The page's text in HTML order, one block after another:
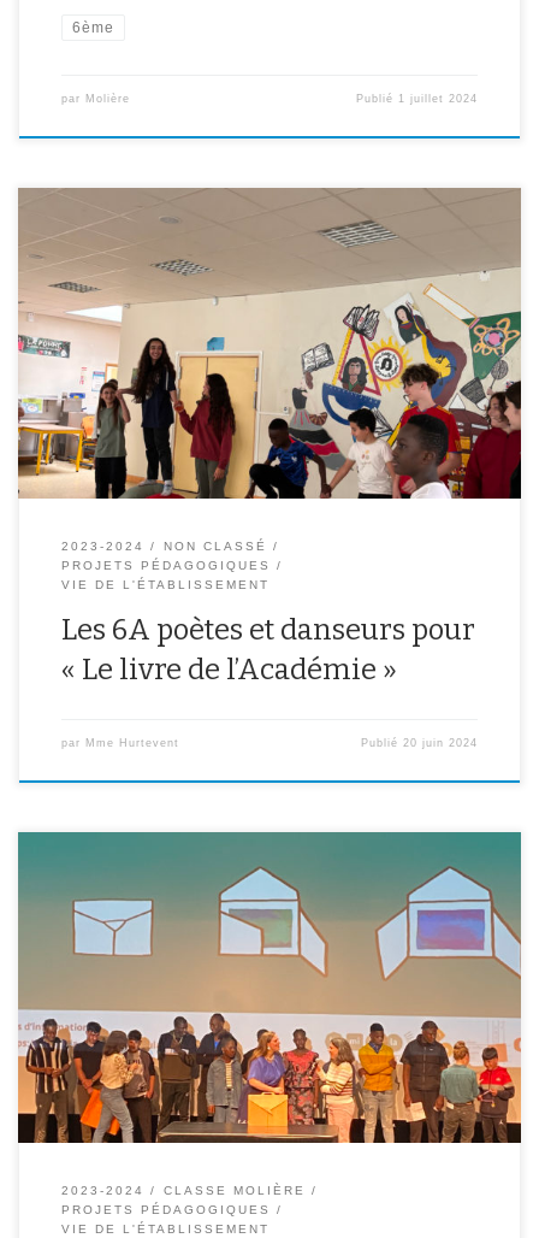
6ème
par Molière Publié 1 juillet 2024
Les élèves de 6A ont eu la chance de participer au dispositif « Le
livre de l’Académie ». Accompagnés par l’écrivain Bernard
Chambaz, ils ont composé un long poème collectif sur le thème
« Faire équipe ensemble ». Ils ont dû beaucoup lire, beaucoup
écrire et réécrire, faire des recherches sur les athlètes hors […]
2023-2024
NON CLASSÉ
PROJETS PÉDAGOGIQUES
VIE DE L'ÉTABLISSEMENT
Les 6A poètes et danseurs pour
« Le livre de l’Académie »
par Mme Hurtevent Publié20 juin 2024
Jeudi 13 juin, les élèves de la classe Molière-NSA ont reçu un prix
pour leur kamishibaï « En quoi est faite la lune ? » Retour sur
l’histoire de cette victoire… Les élèves de la classe Molière-NSA
ont participé cette année au concours de kamishibaï plurilingue
organisé par l’association DULALA. Un kamishibaï […]
2023-2024
CLASSE MOLIÈRE
PROJETS PÉDAGOGIQUES
VIE DE L'ÉTABLISSEMENT